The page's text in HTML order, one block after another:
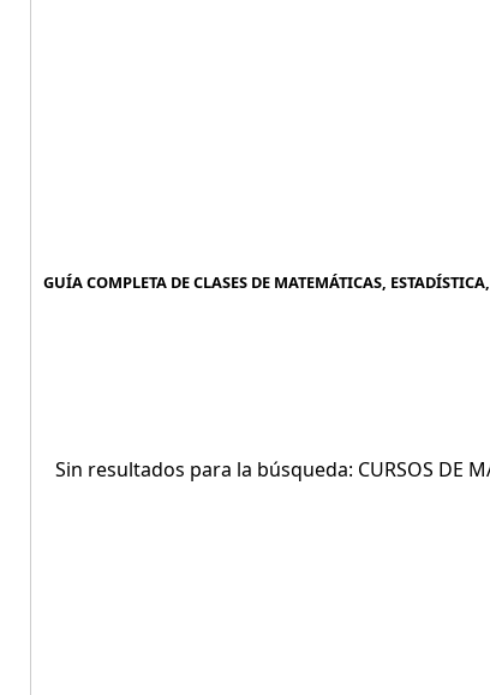
GUÍA COMPLETA DE CLASES DE MATEMÁTICAS,
Sin resultados para la búsqueda: CURSOS DE